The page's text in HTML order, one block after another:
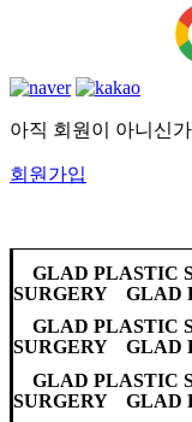
아직 회원이 아니신
회원가입
GLAD PLASTIC
SURGERY GLAD
GLAD PLASTIC
SURGERY GLAD
GLAD PLASTIC
SURGERY GLAD